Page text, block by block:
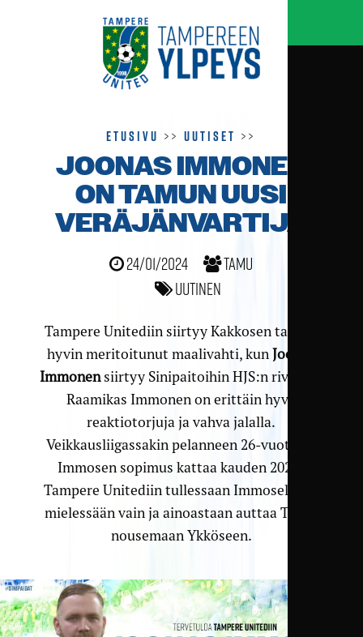
Etusivu >>Uutiset >>
JOONAS IMMONEN
ON TAMUN UUSI
VERÄJÄNVARTIJA
24/01/2024
TamU
Uutinen
Tampere Unitediin siirtyy Kakkosen tasolle
hyvin meritoitunut maalivahti, kunJoonas
Immonensiirtyy Sinipaitoihin HJS:n riveistä.
Raamikas Immonen on erittäin hyvä
reaktiotorjuja ja vahva jalalla.
Veikkausliigassakin pelanneen 26-vuotiaan
Immosen sopimus kattaa kauden 2024.
Tampere Unitediin tullessaan Immosella on
mielessään vain ja ainoastaan auttaa TamU
nousemaan Ykköseen.